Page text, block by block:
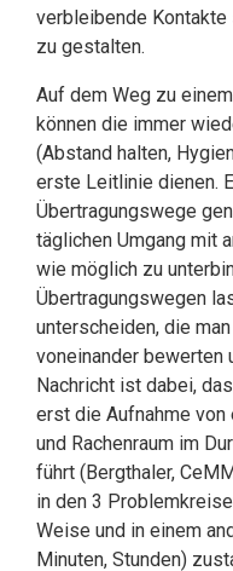
verbleibende
zu gestalten.
Auf dem Weg zu
können die immer
(Abstand halten,
erste Leitlinie dienen.
Übertragungswege
täglichen Umgang mit
wie möglich zu
Übertragungswegen
unterscheiden, die
voneinander bewerten
Nachricht ist dabei,
erst die Aufnahme von
und Rachenraum im
führt (Bergthaler,
in den 3
Weise und in einem
Minuten, Stunden)